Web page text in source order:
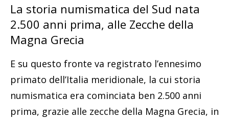
La storia numismatica del Sud nata
2.500 anni prima, alle Zecche della
Magna Grecia
E su questo fronte va registrato l’ennesimo
primato dell’Italia meridionale, la cui storia
numismatica era cominciata ben 2.500 anni
prima, grazie alle zecche della Magna Grecia, in